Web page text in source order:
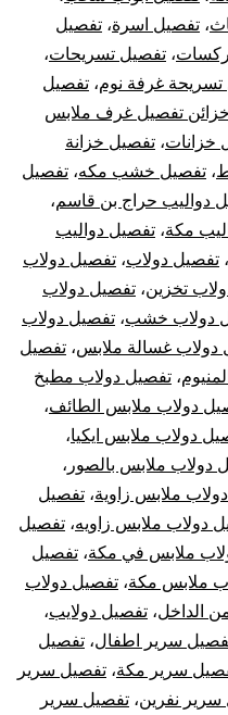
، تفصيل اسرة، تفصيل
، تفصيل تسريحات،
غرفة نوم، تفصيل
تفصيل غرف ملابس
خزانات، تفصيل خزانة
، تفصيل خشب مكه، تفصيل
دواليب حراج بن قاسم،
مكة، تفصيل دواليب
، تفصيل دولاب، تفصيل دولاب
تخزين، تفصيل دولاب
دولاب خشب، تفصيل دولاب
دولاب غسالة ملابس، تفصيل
، تفصيل دولاب مطبخ
دولاب ملابس الطائف،
دولاب ملابس ايكيا،
دولاب ملابس بالصور ،
ملابس زاوية، تفصيل
دولاب ملابس زاويه، تفصيل
ملابس في مكة، تفصيل
ملابس مكة، تفصيل دولاب
الداخل، تفصيل دولايب،
سرير اطفال، تفصيل
سرير مكة، تفصيل سرير
سرير نفرين، تفصيل سرير